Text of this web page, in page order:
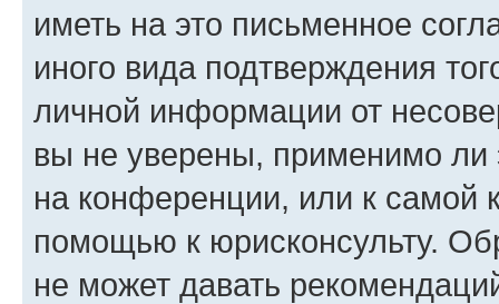
иметь на это письменное
иного вида подтверждения
личной информации от
вы не уверены, применимо ли
на конференции, или к самой
помощью к юрисконсульту.
не может давать